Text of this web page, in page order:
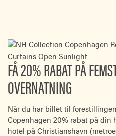
FÅ 20% RABAT PÅ
OVERNATNING
Når du har billet til
Copenhagen 20% rabat på din
hotel på Christianshavn